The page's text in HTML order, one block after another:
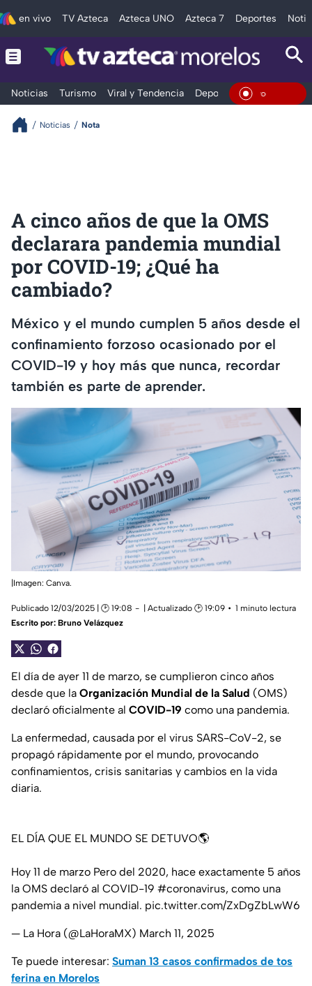
en vivo TV Azteca Azteca UNO Azteca 7 Deportes
Noticias Turismo Viral y Tendencia Deportes Espectáculos
En Vivo
Noticias Nota
A cinco años de que la OMS
declarara pandemia mundial
por COVID-19; ¿Qué ha
cambiado?
México y el mundo cumplen 5 años desde el
confinamiento forzoso ocasionado por el
COVID-19 y hoy más que nunca, recordar
también es parte de aprender.
|Imagen: Canva.
Publicado 12/03/2025 | 🕑 19:08 | Actualizado 🕑 19:09
1 minuto lectura
Escrito por: Bruno Velázquez
El día de ayer 11 de marzo, se cumplieron cinco años
desde que la Organización Mundial de la Salud (OMS)
declaró oficialmente al COVID-19 como una pandemia.
La enfermedad, causada por el virus SARS-CoV-2, se
propagó rápidamente por el mundo, provocando
confinamientos, crisis sanitarias y cambios en la vida
diaria.
EL DÍA QUE EL MUNDO SE DETUVO🌎
Hoy 11 de marzo Pero del 2020, hace exactamente 5 años
la OMS declaró al COVID-19 #coronavirus, como una
pandemia a nivel mundial. pic.twitter.com/ZxDgZbLwW6
— La Hora (@LaHoraMX) March 11, 2025
Te puede interesar: Suman 13 casos confirmados de tos
ferina en Morelos